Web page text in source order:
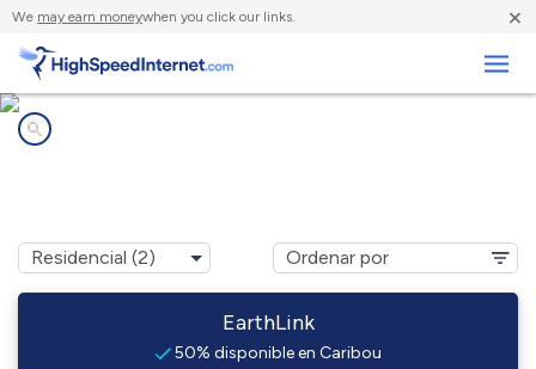
We may earn moneywhen you click our links. ×
EarthLink
50% disponible en Caribou